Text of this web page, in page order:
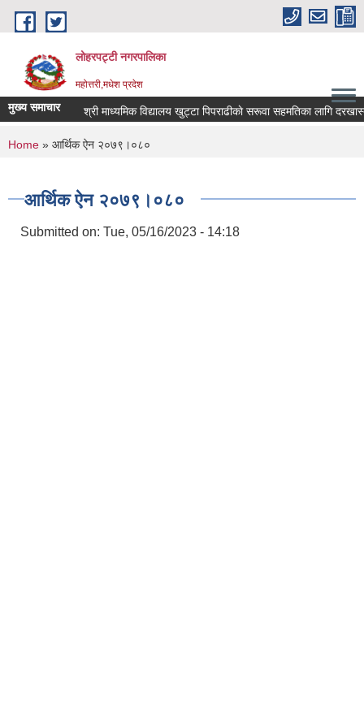
Skip to main content
लोहरपट्टी नगरपालिका
महोत्तरी,मधेश प्रदेश
मुख्य समाचार श्री माध्यमिक विद्यालय खुट्टा पिपराढीकाे सरूवा
You are here
Home » आर्थिक ऐन २०७९।०८०
आर्थिक ऐन २०७९।०८०
Submitted on: Tue, 05/16/2023 - 14:18